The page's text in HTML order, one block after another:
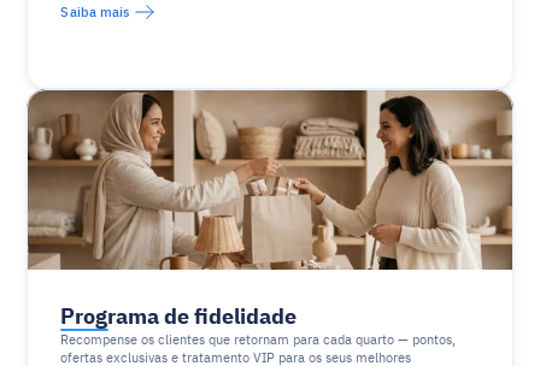
Saiba mais
Programa de fidelidade
Recompense os clientes que retornam para cada quarto — pontos,
ofertas exclusivas e tratamento VIP para os seus melhores